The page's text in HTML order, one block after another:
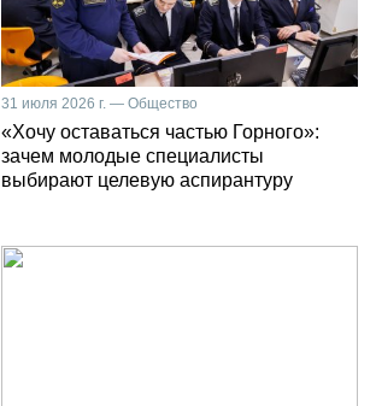
31 июля 2026 г. — Общество
«Хочу оставаться частью Горного»:
зачем молодые специалисты
выбирают целевую аспирантуру